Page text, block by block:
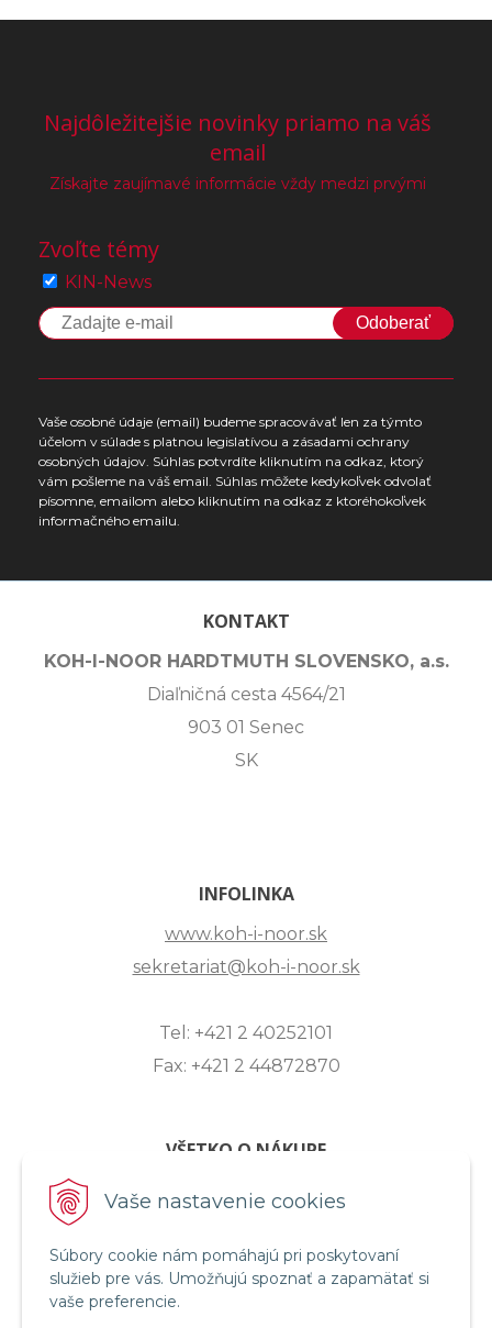
Vaše nastavenie cookies
Súbory cookie nám pomáhajú pri poskytovaní
služieb pre vás. Umožňujú spoznať a zapamätať si
vaše preferencie.
Najdôležitejšie novinky priamo na váš
email
Získajte zaujímavé informácie vždy medzi prvými
Zvoľte témy
KIN-News
Odoberať
Vaše osobné údaje (email) budeme spracovávať len za týmto
účelom v súlade s platnou legislatívou a zásadami ochrany
osobných údajov. Súhlas potvrdíte kliknutím na odkaz, ktorý
vám pošleme na váš email. Súhlas môžete kedykoľvek odvolať
písomne, emailom alebo kliknutím na odkaz z ktoréhokoľvek
informačného emailu.
KONTAKT
KOH-I-NOOR HARDTMUTH SLOVENSKO, a.s.
Diaľničná cesta 4564/21
903 01 Senec
SK
INFOLINKA
www.koh-i-noor.sk
sekretariat@koh-i-noor.sk
Tel: +421 2 40252101
Fax: +421 2 44872870
VŠETKO O NÁKUPE
ZASLANIE OTÁZKY
OBCHODNÉ PODMIENKY
REKLAMAČNÝ PORIADOK